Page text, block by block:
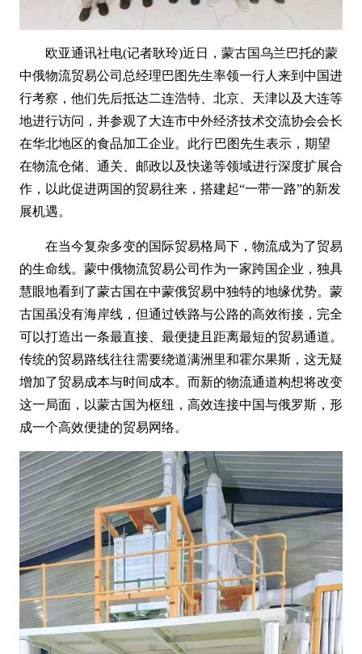
欧亚通讯社电(记者耿玲)近日，蒙古国乌兰巴托的蒙
中俄物流贸易公司总经理巴图先生率领一行人来到中国进
行考察，他们先后抵达二连浩特、北京、天津以及大连等
地进行访问，并参观了大连市中外经济技术交流协会会长
在华北地区的食品加工企业。 此行巴图先生表示，期望
在物流仓储、通关、邮政以及快递等领域进行深度扩展合
作，以此促进两国的贸易往来，搭建起“一带一路”的新发
展机遇。
在当今复杂多变的国际贸易格局下，物流成为了贸易
的生命线。 蒙中俄物流贸易公司作为一家跨国企业，独具
慧眼地看到了蒙古国在中蒙俄贸易中独特的地缘优势。蒙
古国虽没有海岸线，但通过铁路与公路的高效衔接，完全
可以打造出一条最直接、最便捷且距离最短的贸易通道。
传统的贸易路线往往需要绕道满洲里和霍尔果斯，这无疑
增加了贸易成本与时间成本。 而新的物流通道构想将改变
这一局面，以蒙古国为枢纽，高效连接中国与俄罗斯，形
成一个高效便捷的贸易网络。